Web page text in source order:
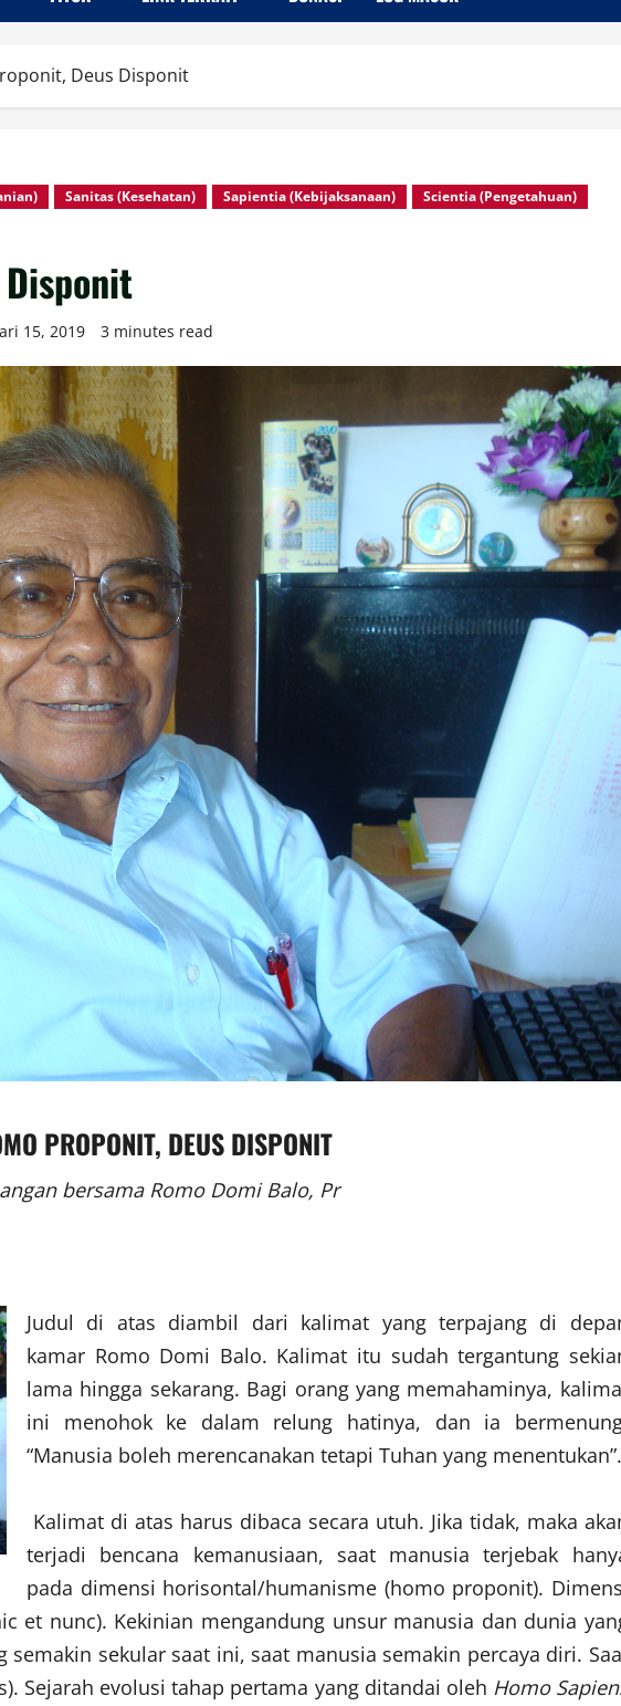
Deus Disponit
Sanitas (Kesehatan) Sapientia (Kebijaksanaan)
Scientia (Pengetahuan)
15, 2019 3 minutes read
PROPONIT, DEUS DISPONIT
bersama Romo Domi Balo, Pr
Judul di atas diambil dari kalimat yang terpajang di
kamar Romo Domi Balo. Kalimat itu sudah tergantung
lama hingga sekarang. Bagi orang yang memahaminya,
ini menohok ke dalam relung hatinya, dan ia
“Manusia boleh merencanakan tetapi Tuhan yang menentukan”.
Kalimat di atas harus dibaca secara utuh. Jika tidak, maka
terjadi bencana kemanusiaan, saat manusia terjebak
pada dimensi horisontal/humanisme (homo proponit).
et nunc). Kekinian mengandung unsur manusia dan dunia
semakin sekular saat ini, saat manusia semakin percaya diri.
Sejarah evolusi tahap pertama yang ditandai oleh Homo